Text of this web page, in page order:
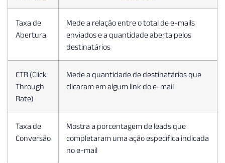
Taxa de
Abertura
Mede a relação entre o total de e-mails
enviados e a quantidade aberta pelos
destinatários
CTR (Click
Through
Rate)
Mede a quantidade de destinatários que
clicaram em algum link do e-mail
Taxa de
Conversão
Mostra a porcentagem de leads que
completaram uma ação específica indicada
no e-mail